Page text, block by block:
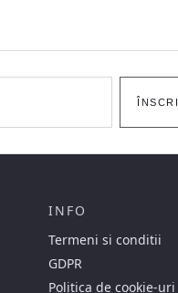
INFO
Termeni si conditii
GDPR
Politica de cookie-uri